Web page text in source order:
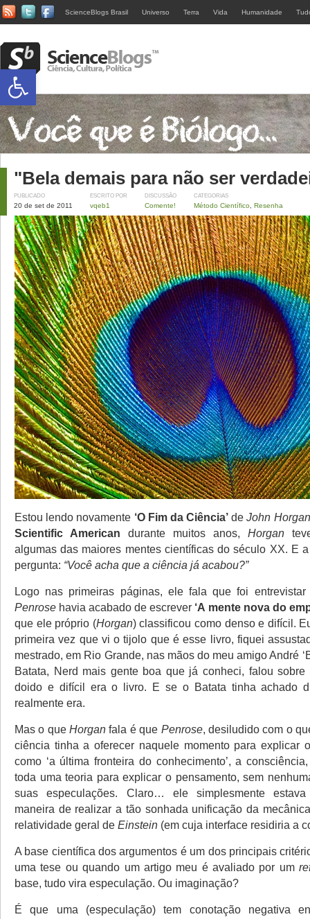
ScienceBlogs Brasil Universo Terra Vida Humanidade
"Bela demais para não ser
PUBLICADO
20 de set de 2011
ESCRITO POR
vqeb1
DISCUSSÃO
Comente!
CATEGORIAS
Método Científico Resenha
Estou lendo novamente ‘O Fim da Ciência’ deJohn Horgan
Scientific American durante muitos anos, Horgan
algumas das maiores mentes científicas do século XX. E
pergunta: “Você acha que a ciência já acabou?”
Logo nas primeiras páginas, ele fala que foi
Penrose havia acabado de escrever ‘A mente nova do
que ele próprio (Horgan) classificou como denso e difícil.
primeira vez que vi o tijolo que é esse livro, fiquei
mestrado, em Rio Grande, nas mãos do meu amigo André
Batata, Nerd mais gente boa que já conheci, falou
doido e difícil era o livro. E se o Batata tinha achado
realmente era.
Mas o queHorgan fala é que Penrose, desiludido com o
ciência tinha a oferecer naquele momento para explicar
como ‘a última fronteira do conhecimento’, a
toda uma teoria para explicar o pensamento, sem
suas especulações. Claro… ele simplesmente
maneira de realizar a tão sonhada unificação da
relatividade geral de Einstein (em cuja interface residiria a
A base científica dos argumentos é um dos principais
uma tese ou quando um artigo meu é avaliado por um
base, tudo vira especulação. Ou imaginação?
É que uma (especulação) tem conotação negativa
Abrir a barra de ferramentas